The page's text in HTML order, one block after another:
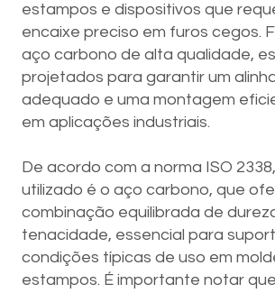
estampos e dispositivos que
encaixe preciso em furos cegos.
aço carbono de alta qualidade,
projetados para garantir um
adequado e uma montagem
em aplicações industriais.
De acordo com a norma ISO
utilizado é o aço carbono, que
combinação equilibrada de
tenacidade, essencial para
condições típicas de uso em
estampos. É importante notar